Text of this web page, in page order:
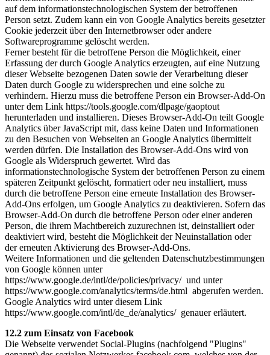
auf dem informationstechnologischen System der betroffenen
Person setzt. Zudem kann ein von Google Analytics bereits gesetzter
Cookie jederzeit über den Internetbrowser oder andere
Softwareprogramme gelöscht werden.
Ferner besteht für die betroffene Person die Möglichkeit, einer
Erfassung der durch Google Analytics erzeugten, auf eine Nutzung
dieser Webseite bezogenen Daten sowie der Verarbeitung dieser
Daten durch Google zu widersprechen und eine solche zu
verhindern. Hierzu muss die betroffene Person ein Browser-Add-On
unter dem Link https://tools.google.com/dlpage/gaoptout
herunterladen und installieren. Dieses Browser-Add-On teilt Google
Analytics über JavaScript mit, dass keine Daten und Informationen
zu den Besuchen von Webseiten an Google Analytics übermittelt
werden dürfen. Die Installation des Browser-Add-Ons wird von
Google als Widerspruch gewertet. Wird das
informationstechnologische System der betroffenen Person zu einem
späteren Zeitpunkt gelöscht, formatiert oder neu installiert, muss
durch die betroffene Person eine erneute Installation des Browser-
Add-Ons erfolgen, um Google Analytics zu deaktivieren. Sofern das
Browser-Add-On durch die betroffene Person oder einer anderen
Person, die ihrem Machtbereich zuzurechnen ist, deinstalliert oder
deaktiviert wird, besteht die Möglichkeit der Neuinstallation oder
der erneuten Aktivierung des Browser-Add-Ons.
Weitere Informationen und die geltenden Datenschutzbestimmungen
von Google können unter
https://www.google.de/intl/de/policies/privacy/ und unter
https://www.google.com/analytics/terms/de.html abgerufen werden.
Google Analytics wird unter diesem Link
https://www.google.com/intl/de_de/analytics/ genauer erläutert.
12.2 zum Einsatz von Facebook
Die Webseite verwendet Social-Plugins (nachfolgend "Plugins"